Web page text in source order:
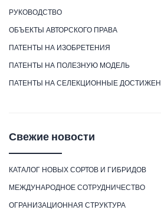
РУКОВОДСТВО
ОБЪЕКТЫ АВТОРСКОГО ПРАВА
ПАТЕНТЫ НА ИЗОБРЕТЕНИЯ
ПАТЕНТЫ НА ПОЛЕЗНУЮ МОДЕЛЬ
ПАТЕНТЫ НА СЕЛЕКЦИОННЫЕ
Свежие новости
КАТАЛОГ НОВЫХ СОРТОВ И ГИБРИДОВ
МЕЖДУНАРОДНОЕ СОТРУДНИЧЕСТВО
ОГРАНИЗАЦИОННАЯ СТРУКТУРА